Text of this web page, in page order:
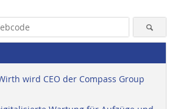
wird CEO der Compass Group